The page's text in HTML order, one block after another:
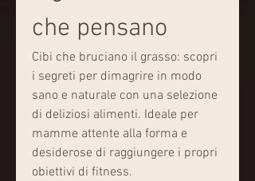
che pensano
Cibi che bruciano il grasso: scopri
i segreti per dimagrire in modo
sano e naturale con una selezione
di deliziosi alimenti. Ideale per
mamme attente alla forma e
desiderose di raggiungere i propri
obiettivi di fitness.